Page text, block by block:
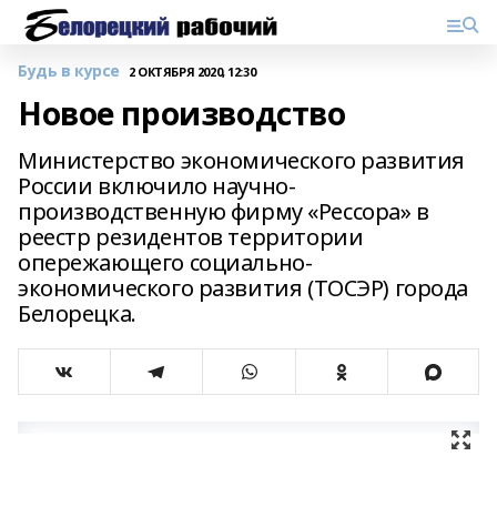
Будь в курсе 2 ОКТЯБРЯ 2020, 12:30
Новое производство
Министерство экономического развития
России включило научно-
производственную фирму «Рессора» в
реестр резидентов территории
опережающего социально-
экономического развития (ТОСЭР) города
Белорецка.